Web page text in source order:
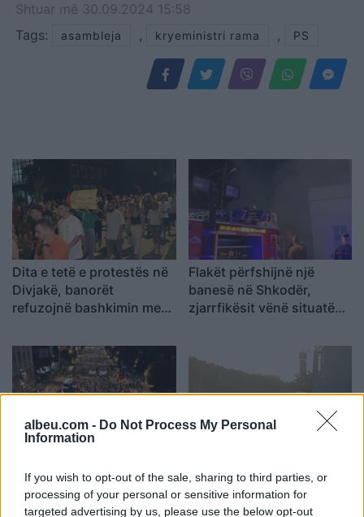
albeu.com - Do Not Process My Personal
Information
If you wish to opt-out of the sale, sharing to third parties, or
processing of your personal or sensitive information for
targeted advertising by us, please use the below opt-out
Shtuar më 30.09.2024 15:58
Tags:
asambleja , kryeministri rama , PS
Dita e tetë e protestës në
Divjakë, banorët
refuzojnë bashkimin me
Flakët përfshijnë një
banesë në Shkodër,
zjarrfikësit vënë situatën
qytetarët marshojnë
nëpër Tiranë
automjeteve shtrihet për
5 km në territorin grek